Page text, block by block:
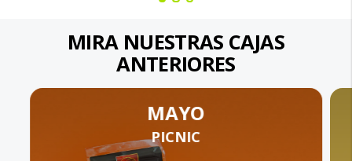
MIRA NUESTRAS CAJAS
ANTERIORES
MAYO
PICNIC